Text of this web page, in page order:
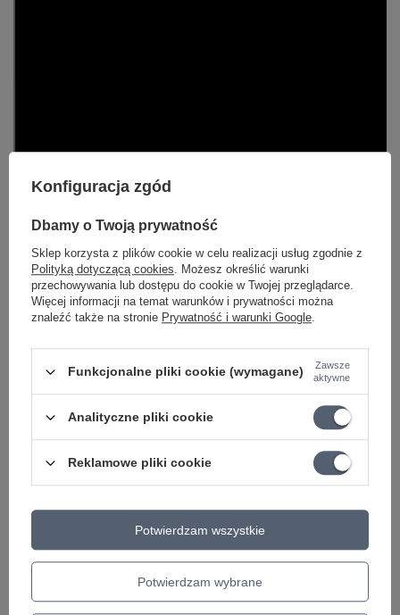
produkt na terenie UE
Equipment KG
Symbol RBO B 5.2 CINQUE B
KATEGORIA PEDALBOARD
Konfiguracja zgód
Dbamy o Twoją prywatność
Sklep korzysta z plików cookie w celu realizacji usług zgodnie z
Polityką dotyczącą cookies. Możesz określić warunki
przechowywania lub dostępu do cookie w Twojej przeglądarce.
Więcej informacji na temat warunków i prywatności można
znaleźć także na stronie Prywatność i warunki Google.
Funkcjonalne pliki cookie (wymagane)
Zawsze
aktywne
Analityczne pliki cookie
Reklamowe pliki cookie
Potwierdzam wybrane
Potwierdzam wszystkie